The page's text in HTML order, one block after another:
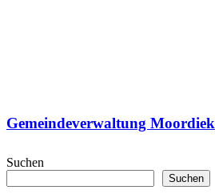
Gemeindeverwaltung Moordiek
Suchen
Suchen